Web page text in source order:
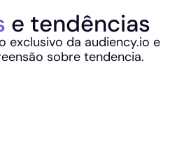
e tendências
exclusivo da audiency.io e
sobre tendencia.